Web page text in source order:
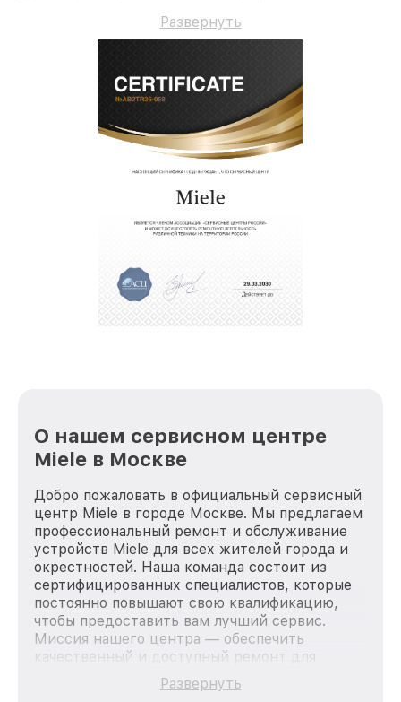
Развернуть
О нашем сервисном центре
Miele в Москве
Добро пожаловать в официальный сервисный
центр Miele в городе Москве. Мы предлагаем
профессиональный ремонт и обслуживание
устройств Miele для всех жителей города и
окрестностей. Наша команда состоит из
сертифицированных специалистов, которые
постоянно повышают свою квалификацию,
чтобы предоставить вам лучший сервис.
Миссия нашего центра — обеспечить
качественный и доступный ремонт для
каждого пользователя продукции Miele, вне
зависимости от сложности поломки. Мы
Развернуть